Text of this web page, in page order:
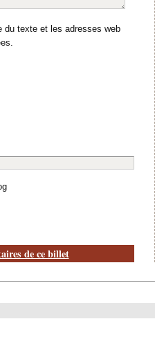
du texte et les adresses web
de ce billet